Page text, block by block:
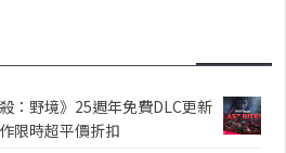
：野境》25週年免費DLC更新
限時超平價折扣